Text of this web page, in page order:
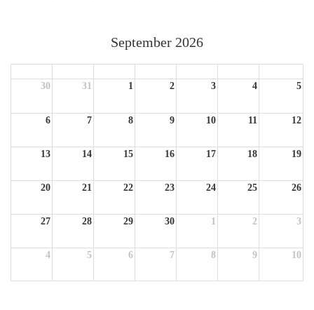
September 2026
30
31 1 2 3 4 5
6 7 8 9 10 11 12
13 14 15 16 17 18 19
20 21 22 23 24 25 26
27 28 29 30 1 2 3
4 5 6 7 8 9 10